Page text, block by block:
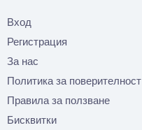
Вход
Регистрация
За нас
Политика за поверителност
Правила за ползване
Бисквитки